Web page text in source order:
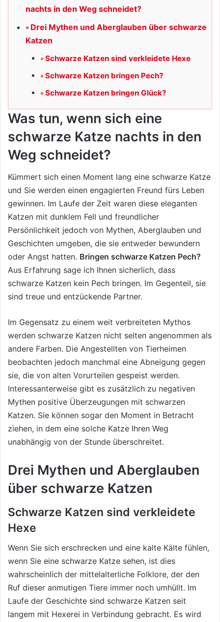
nachts in den Weg schneidet?
Drei Mythen und Aberglauben über schwarze
Katzen
Schwarze Katzen sind verkleidete Hexe
Schwarze Katzen bringen Pech?
Schwarze Katzen bringen Glück?
Was tun, wenn sich eine
schwarze Katze nachts in den
Weg schneidet?
Kümmert sich einen Moment lang eine schwarze Katze
und Sie werden einen engagierten Freund fürs Leben
gewinnen. Im Laufe der Zeit waren diese eleganten
Katzen mit dunklem Fell und freundlicher
Persönlichkeit jedoch von Mythen, Aberglauben und
Geschichten umgeben, die sie entweder bewundern
oder Angst hatten. Bringen schwarze Katzen Pech?
Aus Erfahrung sage ich Ihnen sicherlich, dass
schwarze Katzen kein Pech bringen. Im Gegenteil, sie
sind treue und entzückende Partner.
Im Gegensatz zu einem weit verbreiteten Mythos
werden schwarze Katzen nicht selten angenommen als
andere Farben. Die Angestellten von Tierheimen
beobachten jedoch manchmal eine Abneigung gegen
sie, die von alten Vorurteilen gespeist werden.
Interessanterweise gibt es zusätzlich zu negativen
Mythen positive Überzeugungen mit schwarzen
Katzen. Sie können sogar den Moment in Betracht
ziehen, in dem eine solche Katze Ihren Weg
unabhängig von der Stunde überschreitet.
Drei Mythen und Aberglauben
über schwarze Katzen
Schwarze Katzen sind verkleidete
Hexe
Wenn Sie sich erschrecken und eine kalte Kälte fühlen,
wenn Sie eine schwarze Katze sehen, ist dies
wahrscheinlich der mittelalterliche Folklore, der den
Ruf dieser anmutigen Tiere immer noch umhüllt. Im
Laufe der Geschichte sind schwarze Katzen seit
langem mit Hexerei in Verbindung gebracht. Es wird